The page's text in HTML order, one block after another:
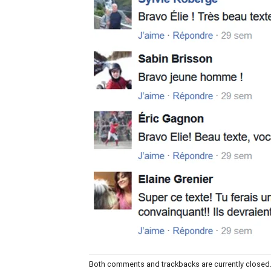
Both comments and trackbacks are currently closed.